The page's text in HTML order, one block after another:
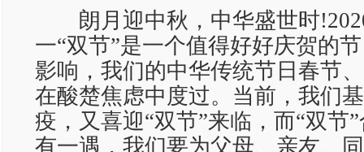
朗月迎中秋，中华盛世时
一“双节”是一个值得好好庆贺的
影响，我们的中华传统节日春节
在酸楚焦虑中度过。当前，我们
疫，又喜迎“双节”来临，而“双节
有一遇，我们要为父母、亲友、